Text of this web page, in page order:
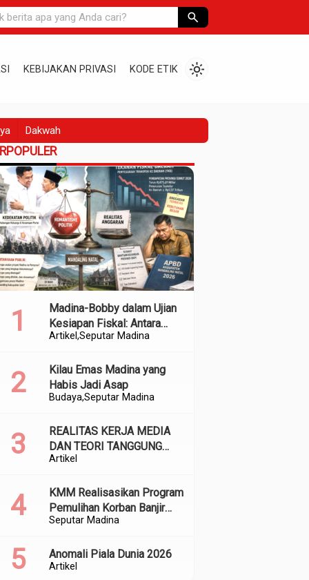
search
KEBIJAKAN PRIVASI KODE ETIK light_mode
Dakwah
Artikel Seputar Madina
Madina-Bobby dalam Ujian
Kesiapan Fiskal: Antara
Kedekatan Politik dan
BudayaSeputar Madina
Kilau Emas Madina yang
Habis Jadi Asap
Artikel
REALITAS KERJA MEDIA
DAN TEORI TANGGUNG
JAWAB SOSIAL
Seputar Madina
KMM Realisasikan Program
Pemulihan Korban Banjir
dan Longsor di Kabupaten
Artikel
Anomali Piala Dunia 2026